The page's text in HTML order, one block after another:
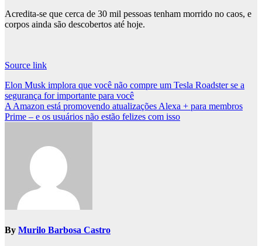
Acredita-se que cerca de 30 mil pessoas tenham morrido no caos, e
corpos ainda são descobertos até hoje.
Source link
Post
navigation
Elon Musk implora que você não compre um Tesla Roadster se a
segurança for importante para você
A Amazon está promovendo atualizações Alexa + para membros
Prime – e os usuários não estão felizes com isso
By Murilo Barbosa Castro